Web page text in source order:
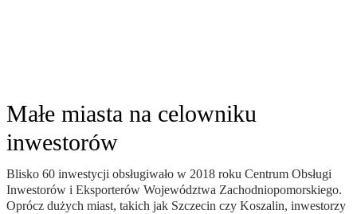
Małe miasta na celowniku
inwestorów
Blisko 60 inwestycji obsługiwało w 2018 roku Centrum Obsługi
Inwestorów i Eksporterów Województwa Zachodniopomorskiego.
Oprócz dużych miast, takich jak Szczecin czy Koszalin, inwestorzy